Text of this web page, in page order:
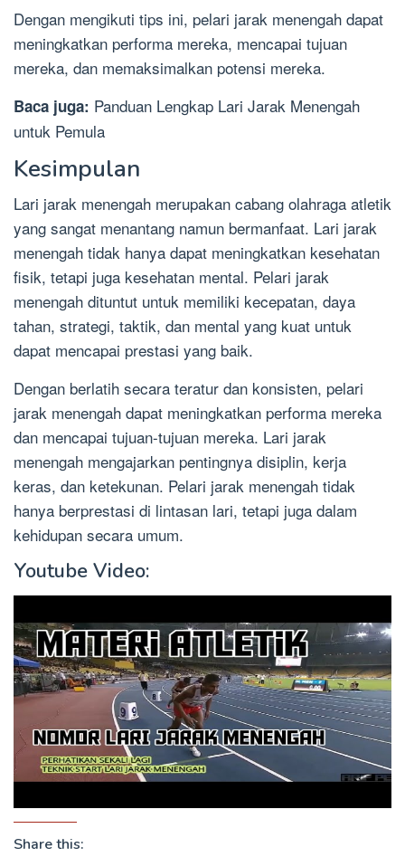
Dengan mengikuti tips ini, pelari jarak menengah dapat
meningkatkan performa mereka, mencapai tujuan
mereka, dan memaksimalkan potensi mereka.
Baca juga: Panduan Lengkap Lari Jarak Menengah
untuk Pemula
Kesimpulan
Lari jarak menengah merupakan cabang olahraga atletik
yang sangat menantang namun bermanfaat. Lari jarak
menengah tidak hanya dapat meningkatkan kesehatan
fisik, tetapi juga kesehatan mental. Pelari jarak
menengah dituntut untuk memiliki kecepatan, daya
tahan, strategi, taktik, dan mental yang kuat untuk
dapat mencapai prestasi yang baik.
Dengan berlatih secara teratur dan konsisten, pelari
jarak menengah dapat meningkatkan performa mereka
dan mencapai tujuan-tujuan mereka. Lari jarak
menengah mengajarkan pentingnya disiplin, kerja
keras, dan ketekunan. Pelari jarak menengah tidak
hanya berprestasi di lintasan lari, tetapi juga dalam
kehidupan secara umum.
Youtube Video:
Share this: